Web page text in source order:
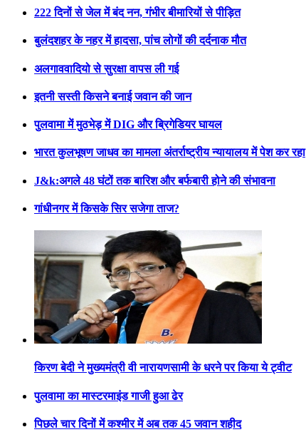
222 दिनों से जेल में बंद नन, गंभीर बीमारियों से पीड़ित
बुलंदशहर के नहर में हादसा, पांच लोगों की दर्दनाक मौत
अलगाववादियो से सुरक्षा वापस ली गई
इतनी सस्ती किसने बनाई जवान की जान
पुलवामा में मुठभेड़ में DIG और ब्रिगेडियर घायल
भारत कुलभूषण जाधव का मामला अंतर्राष्ट्रीय न्यायालय में पेश कर रहा
J&k:अगले 48 घंटों तक बारिश और बर्फबारी होने की संभावना
गांधीनगर में किसके सिर सजेगा ताज?
किरण बेदी ने मुख्यमंत्री वी नारायणसामी के धरने पर किया ये ट्वीट
पुलवामा का मास्टरमाइंड गाजी हुआ ढेर
पिछले चार दिनों में कश्मीर में अब तक 45 जवान शहीद